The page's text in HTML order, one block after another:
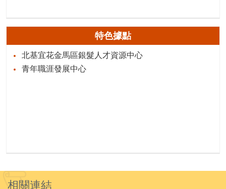
特色據點
北基宜花金馬區銀髮人才資源中心
青年職涯發展中心
相關連結